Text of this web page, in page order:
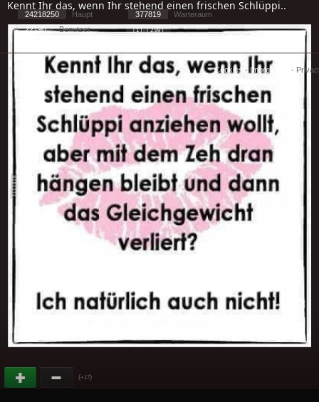
Kennt Ihr das, wenn Ihr stehend einen frischen Schlüppi..
(+17)
24218250 Haupt 377819
Warteraum
22190
Benutzer [ 1 ] - ( 2.99 )
Cookies - Impressum -